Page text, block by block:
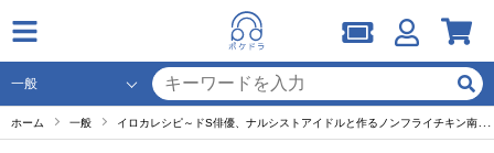
ホーム 一般 イロカレシピ～ドS俳優、ナルシストアイドルと作るノンフライチキン南蛮～【出演声優：伊東健人 永塚拓馬】